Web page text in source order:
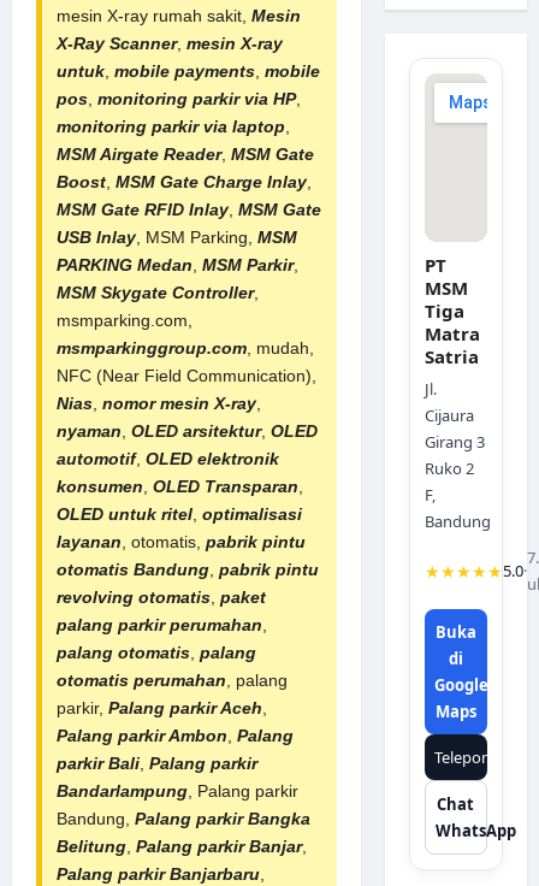
mesin X-ray rumah sakit, Mesin
X-Ray Scanner, mesin X-ray
untuk, mobile payments, mobile
pos, monitoring parkir via HP,
monitoring parkir via laptop,
MSM Airgate Reader, MSM Gate
Boost, MSM Gate Charge Inlay,
MSM Gate RFID Inlay, MSM Gate
USB Inlay, MSM Parking, MSM
PARKING Medan, MSM Parkir,
MSM Skygate Controller,
msmparking.com,
msmparkinggroup.com, mudah,
NFC (Near Field Communication),
Nias, nomor mesin X-ray,
nyaman, OLED arsitektur, OLED
automotif, OLED elektronik
konsumen, OLED Transparan,
OLED untuk ritel, optimalisasi
layanan, otomatis, pabrik pintu
otomatis Bandung, pabrik pintu
revolving otomatis, paket
palang parkir perumahan,
palang otomatis, palang
otomatis perumahan, palang
parkir, Palang parkir Aceh,
Palang parkir Ambon, Palang
parkir Bali, Palang parkir
Bandarlampung, Palang parkir
Bandung, Palang parkir Bangka
Belitung, Palang parkir Banjar,
Palang parkir Banjarbaru,
PT
MSM
Tiga
Matra
Satria
Jl.
Cijaura
Girang 3
Ruko 2
F,
Bandung
★★★★★5.0·
Buka
di
Google
Maps
Telepon
Chat
WhatsApp